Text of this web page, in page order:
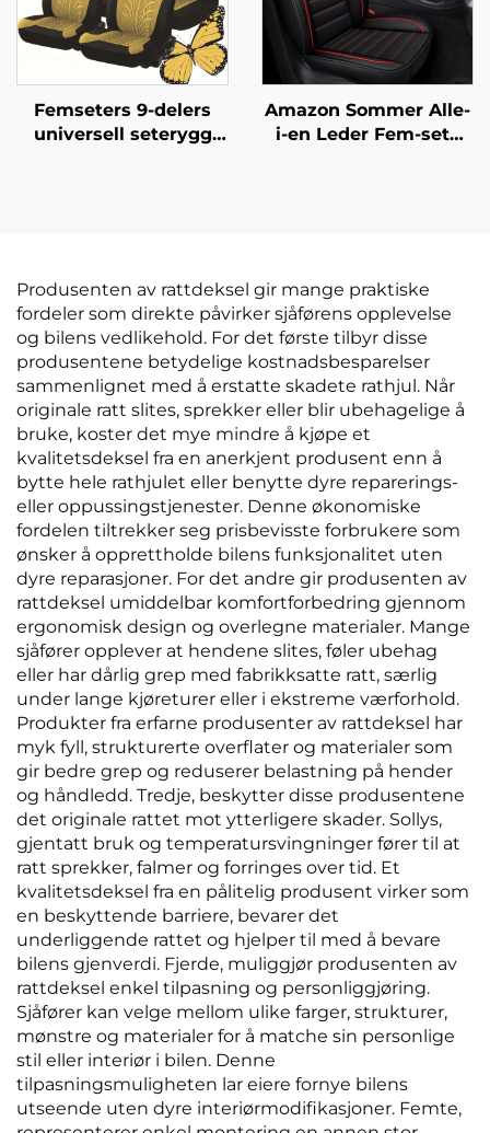
Femseters 9-delers
universell seterygg
Amazon Sommer Alle-
i-en Leder Fem-sete
Produsenten av rattdeksel gir mange praktiske
fordeler som direkte påvirker sjåførens opplevelse
og bilens vedlikehold. For det første tilbyr disse
produsentene betydelige kostnadsbesparelser
sammenlignet med å erstatte skadete rathjul. Når
originale ratt slites, sprekker eller blir ubehagelige å
bruke, koster det mye mindre å kjøpe et
kvalitetsdeksel fra en anerkjent produsent enn å
bytte hele rathjulet eller benytte dyre reparerings-
eller oppussingstjenester. Denne økonomiske
fordelen tiltrekker seg prisbevisste forbrukere som
ønsker å opprettholde bilens funksjonalitet uten
dyre reparasjoner. For det andre gir produsenten av
rattdeksel umiddelbar komfortforbedring gjennom
ergonomisk design og overlegne materialer. Mange
sjåfører opplever at hendene slites, føler ubehag
eller har dårlig grep med fabrikksatte ratt, særlig
under lange kjøreturer eller i ekstreme værforhold.
Produkter fra erfarne produsenter av rattdeksel har
myk fyll, strukturerte overflater og materialer som
gir bedre grep og reduserer belastning på hender
og håndledd. Tredje, beskytter disse produsentene
det originale rattet mot ytterligere skader. Sollys,
gjentatt bruk og temperatursvingninger fører til at
ratt sprekker, falmer og forringes over tid. Et
kvalitetsdeksel fra en pålitelig produsent virker som
en beskyttende barriere, bevarer det
underliggende rattet og hjelper til med å bevare
bilens gjenverdi. Fjerde, muliggjør produsenten av
rattdeksel enkel tilpasning og personliggjøring.
Sjåfører kan velge mellom ulike farger, strukturer,
mønstre og materialer for å matche sin personlige
stil eller interiør i bilen. Denne
tilpasningsmuligheten lar eiere fornye bilens
utseende uten dyre interiørmodifikasjoner. Femte,